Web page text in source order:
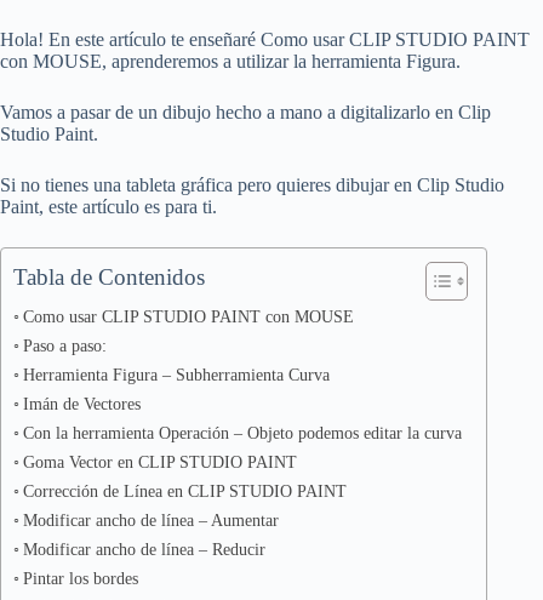
Hola! En este artículo te enseñaré Como usar CLIP STUDIO PAINT
con MOUSE, aprenderemos a utilizar la herramienta Figura.
Vamos a pasar de un dibujo hecho a mano a digitalizarlo en Clip
Studio Paint.
Si no tienes una tableta gráfica pero quieres dibujar en Clip Studio
Paint, este artículo es para ti.
Tabla de Contenidos
Como usar CLIP STUDIO PAINT con MOUSE
Paso a paso:
Herramienta Figura – Subherramienta Curva
Imán de Vectores
Con la herramienta Operación – Objeto podemos editar la curva
Goma Vector en CLIP STUDIO PAINT
Corrección de Línea en CLIP STUDIO PAINT
Modificar ancho de línea – Aumentar
Modificar ancho de línea – Reducir
Pintar los bordes